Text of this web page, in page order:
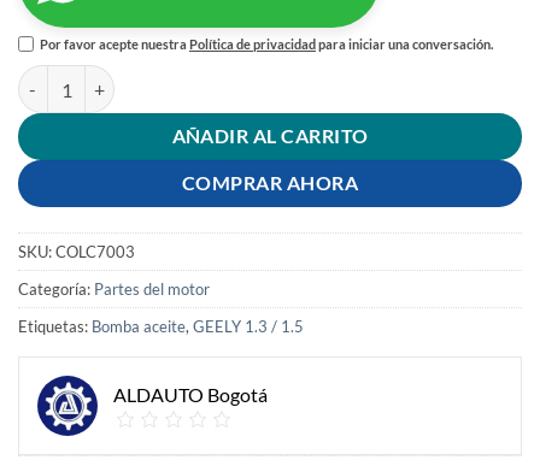
Por favor acepte nuestraPolítica de privacidadpara iniciar una conversación.
BOMBA ACEITE GEELY 1.3 - 1.5 cantidad
AÑADIR AL CARRITO
COMPRAR AHORA
SKU:COLC7003
Categoría: Partes del motor
Etiquetas: Bomba aceite,GEELY 1.3 / 1.5
ALDAUTO Bogotá